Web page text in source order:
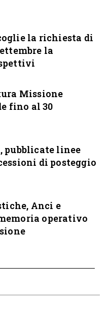
la richiesta di
la
Missione
fino al 30
pubblicate linee
di posteggio
Anci e
operativo